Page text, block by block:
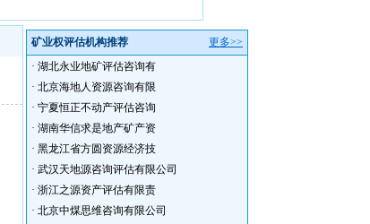
矿业权评估机构推荐
更多>>
· 湖北永业地矿评估咨询有
· 北京海地人资源咨询有限
· 宁夏恒正不动产评估咨询
· 湖南华信求是地产矿产资
· 黑龙江省方圆资源经济技
· 武汉天地源咨询评估有限公司
· 浙江之源资产评估有限责
· 北京中煤思维咨询有限公司